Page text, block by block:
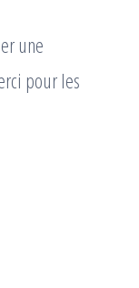
une
pour les